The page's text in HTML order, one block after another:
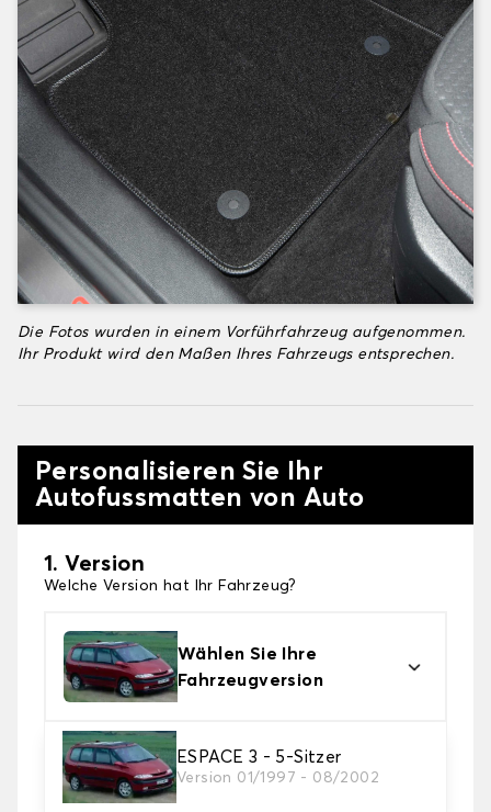
Die Fotos wurden in einem Vorführfahrzeug aufgenommen.
Ihr Produkt wird den Maßen Ihres Fahrzeugs entsprechen.
Personalisieren Sie Ihr
Autofussmatten von Auto
1. Version
Welche Version hat Ihr Fahrzeug?
Wählen Sie Ihre
Fahrzeugversion
ESPACE 3 - 5-Sitzer
Version 01/1997 - 08/2002
2. Material
Wählen Sie das Material Ihres Autofussmatten